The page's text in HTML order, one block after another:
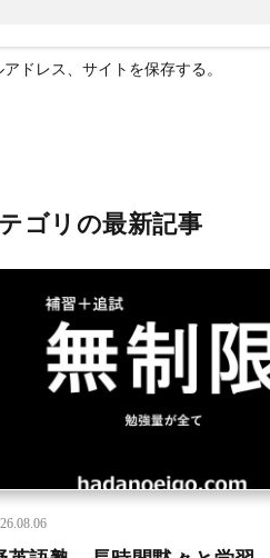
ドレス、サイトを保存する。
ゴリの最新記事